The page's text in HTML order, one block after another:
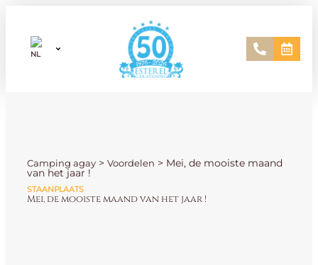
Camping agay > Voordelen > Mei, de mooiste maand
van het jaar !
STAANPLAATS
Mei, de mooiste maand van het jaar !